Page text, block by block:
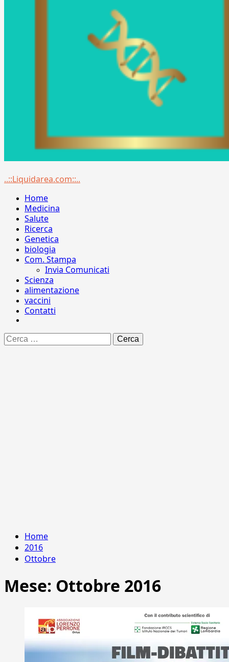
Menu
..::Liquidarea.com::..
Home
Medicina
Salute
Ricerca
Genetica
biologia
Com. Stampa
Invia Comunicati
Scienza
alimentazione
vaccini
Contatti
Ricerca
per:
Home
2016
Ottobre
Mese: Ottobre 2016